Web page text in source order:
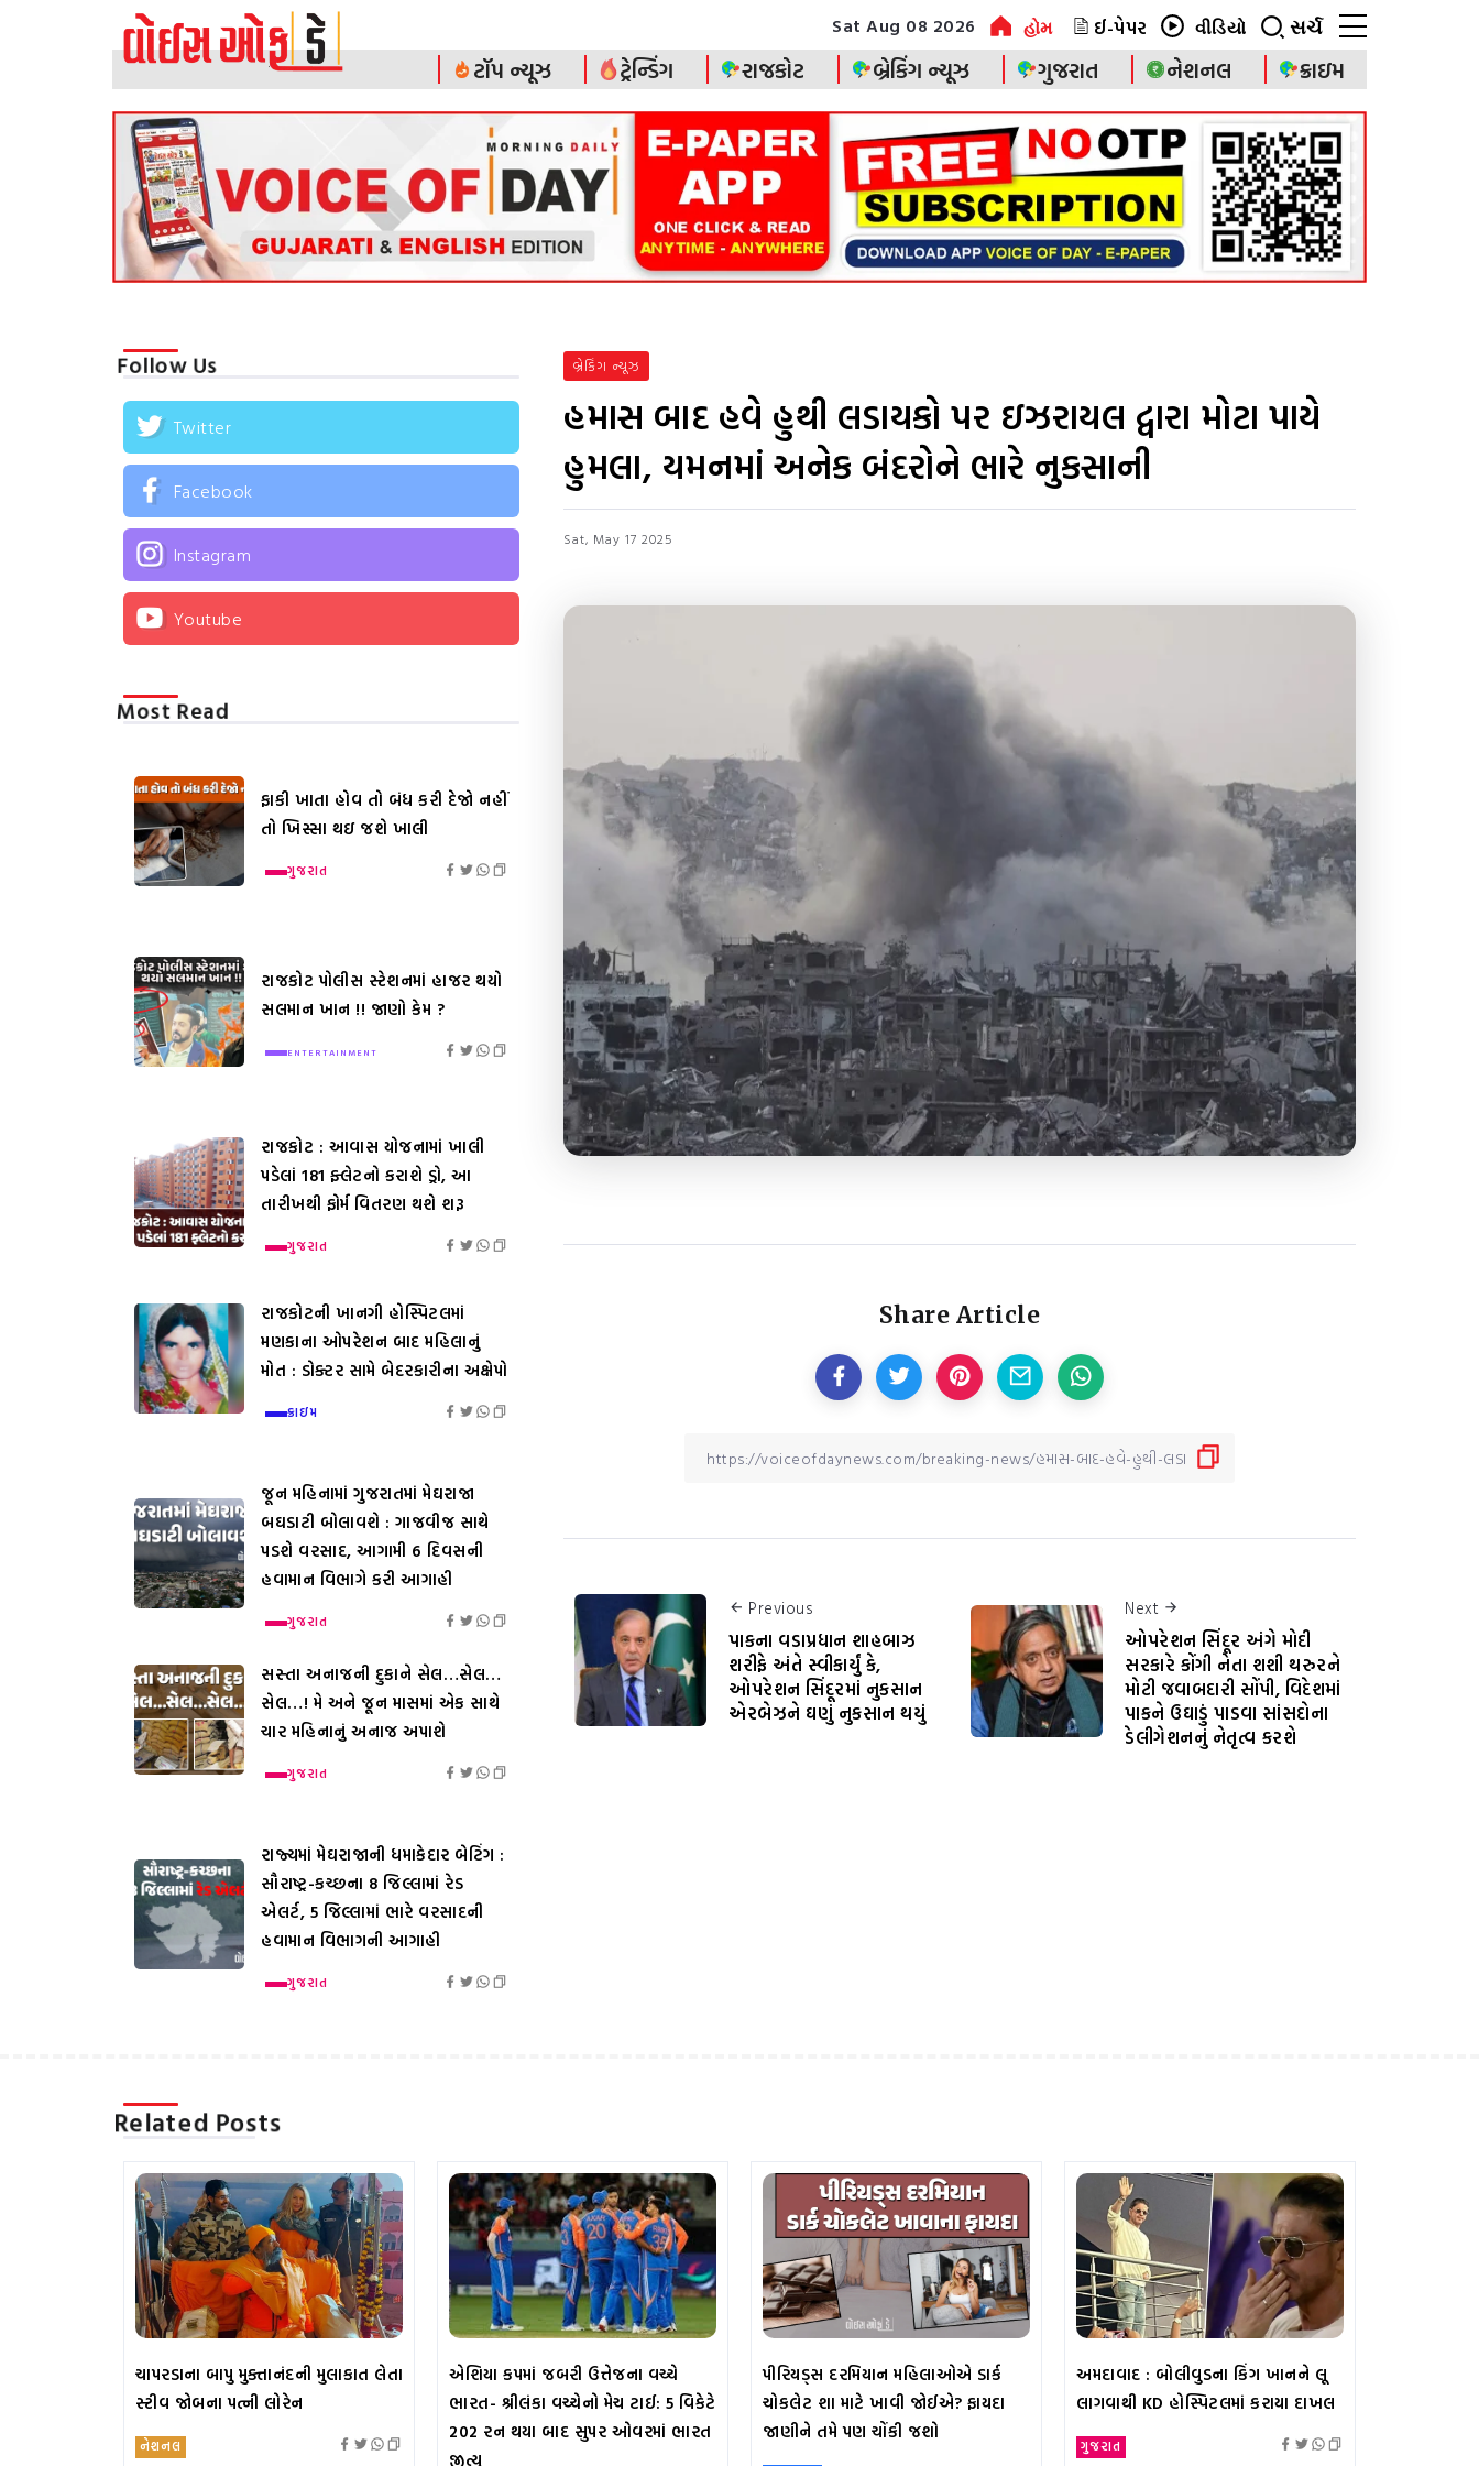
Sat Aug 08 2026 હોમ ઈ-પેપર વીડિયો સર્ચ
ટૉપ ન્યૂઝ ટ્રેન્ડિંગ રાજકોટ બ્રેકિંગ ન્યૂઝ ગુજરાત નેશનલ ક્રાઇમ
બ્રેકિંગ ન્યૂઝ
હમાસ બાદ હવે હુથી લડાયકો પર ઇઝરાયલ દ્વારા મોટા પાયે
હુમલા, યમનમાં અનેક બંદરોને ભારે નુકસાની
Sat, May 17 2025
Share Article
Previous
પાકના વડાપ્રધાન શાહબાઝ
શરીફે અંતે સ્વીકાર્યું કે,
ઓપરેશન સિંદૂરમાં નુકસાન
એરબેઝને ઘણું નુકસાન થયું
Next
ઓપરેશન સિંદૂર અંગે મોદી
સરકારે કોંગી નેતા શશી થરુરને
મોટી જવાબદારી સોંપી, વિદેશમાં
પાકને ઉઘાડું પાડવા સાંસદોના
ડેલીગેશનનું નેતૃત્વ કરશે
Follow Us
Twitter
Facebook
Instagram
Youtube
Most Read
ફાકી ખાતા હોવ તો બંધ કરી દેજો નહીં
તો ખિસ્સા થઇ જશે ખાલી
ગુજરાત
રાજકોટ પોલીસ સ્ટેશનમાં હાજર થયો
સલમાન ખાન !! જાણો કેમ ?
ENTERTAINMENT
રાજકોટ : આવાસ યોજનામાં ખાલી
પડેલાં 181 ફ્લેટનો કરાશે ડ્રો, આ
તારીખથી ફોર્મ વિતરણ થશે શરૂ
ગુજરાત
રાજકોટની ખાનગી હોસ્પિટલમાં
મણકાના ઓપરેશન બાદ મહિલાનું
મોત : ડોક્ટર સામે બેદરકારીના અક્ષેપો
ક્રાઇમ
જૂન મહિનામાં ગુજરાતમાં મેઘરાજા
બઘડાટી બોલાવશે : ગાજવીજ સાથે
પડશે વરસાદ, આગામી 6 દિવસની
હવામાન વિભાગે કરી આગાહી
ગુજરાત
સસ્તા અનાજની દુકાને સેલ…સેલ…
સેલ…! મે અને જૂન માસમાં એક સાથે
ચાર મહિનાનું અનાજ અપાશે
ગુજરાત
રાજ્યમાં મેઘરાજાની ધમાકેદાર બેટિંગ :
સૌરાષ્ટ્ર-કચ્છના 8 જિલ્લામાં રેડ
એલર્ટ, 5 જિલ્લામાં ભારે વરસાદની
હવામાન વિભાગની આગાહી
ગુજરાત
Related Posts
ચાપરડાના બાપુ મુક્તાનંદની મુલાકાત લેતા
સ્ટીવ જોબના પત્ની લોરેન
નેશનલ
એશિયા કપમાં જબરી ઉત્તેજના વચ્ચે
ભારત- શ્રીલંકા વચ્ચેનો મેચ ટાઈ: 5 વિકેટે
202 રન થયા બાદ સુપર ઓવરમાં ભારત
જીત્યુ
પીરિયડ્સ દરમિયાન મહિલાઓએ ડાર્ક
ચોકલેટ શા માટે ખાવી જોઈએ? ફાયદા
જાણીને તમે પણ ચોંકી જશો
અમદાવાદ : બોલીવુડના કિંગ ખાનને લૂ
લાગવાથી KD હોસ્પિટલમાં કરાયા દાખલ
ગુજરાત